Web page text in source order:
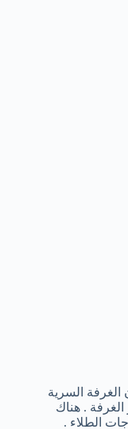
الغرفة السرية
. هناك
الطلاء .